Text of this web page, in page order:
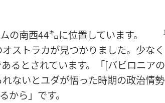
の南西44㌔に位置しています。
ストラカが見つかりました。少なく
るとされています。「[バビロニアの
ないとユダが悟った時期の政治情勢
から」です。